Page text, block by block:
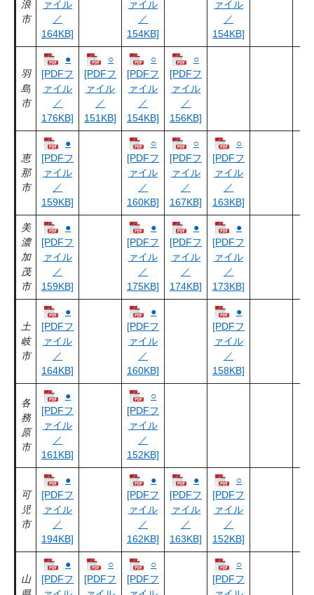
浪
市
ァイル
／
164KB]
ァイル
／
154KB]
ァイル
／
154KB]
羽
島
市
●
[PDFフ
ァイル
／
176KB]
○
[PDFフ
ァイル
／
151KB]
○
[PDFフ
ァイル
／
154KB]
○
[PDFフ
ァイル
／
156KB]
恵
那
市
●
[PDFフ
ァイル
／
159KB]
○
[PDFフ
ァイル
／
160KB]
○
[PDFフ
ァイル
／
167KB]
○
[PDFフ
ァイル
／
163KB]
美
濃
加
茂
市
●
[PDFフ
ァイル
／
159KB]
●
[PDFフ
ァイル
／
175KB]
●
[PDFフ
ァイル
／
174KB]
●
[PDFフ
ァイル
／
173KB]
土
岐
市
●
[PDFフ
ァイル
／
164KB]
●
[PDFフ
ァイル
／
160KB]
●
[PDFフ
ァイル
／
158KB]
各
務
原
市
●
[PDFフ
ァイル
／
161KB]
○
[PDFフ
ァイル
／
152KB]
可
児
市
●
[PDFフ
ァイル
／
194KB]
●
[PDFフ
ァイル
／
162KB]
●
[PDFフ
ァイル
／
163KB]
○
[PDFフ
ァイル
／
152KB]
山
●
[PDFフ
○
[PDFフ
○
[PDFフ
○
[PDFフ